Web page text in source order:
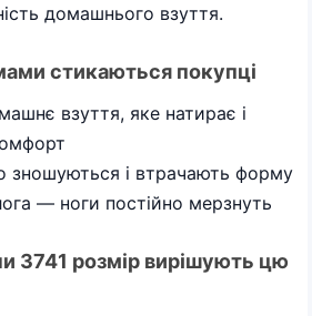
домашнього взуття.
стикаються покупці
взуття, яке натирає і
зношуються і втрачають форму
— ноги постійно мерзнуть
3741 розмір вирішують цю